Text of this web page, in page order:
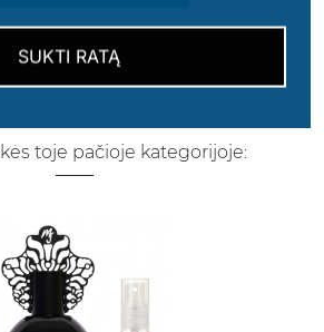
toje pačioje kategorijoje:
SUKTI RATĄ